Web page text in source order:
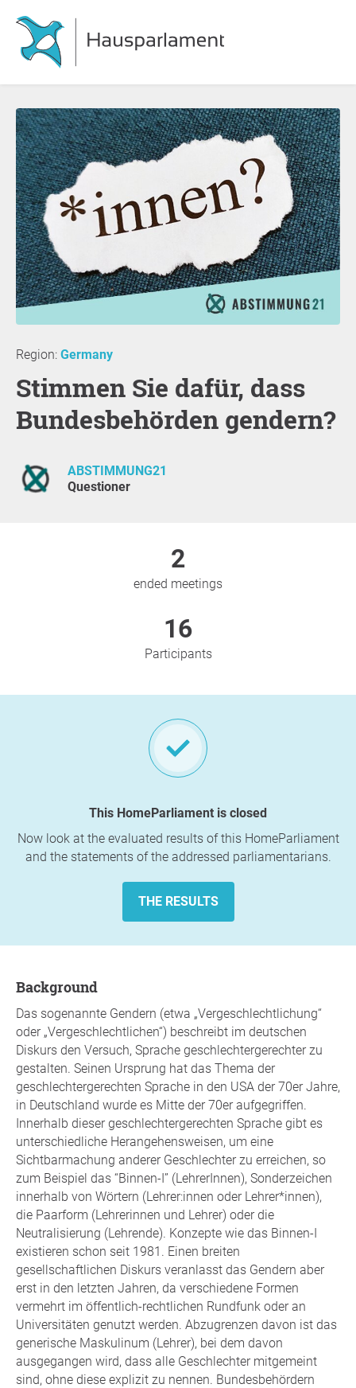
Region: Germany
Stimmen Sie dafür, dass
Bundesbehörden gendern?
ABSTIMMUNG21
Questioner
2
ended meetings
16
Participants
This HomeParliament is closed
Now look at the evaluated results of this HomeParliament
and the statements of the addressed parliamentarians.
THE RESULTS
background
Das sogenannte Gendern (etwa „Vergeschlechtlichung“
oder „Vergeschlechtlichen“) beschreibt im deutschen
Diskurs den Versuch, Sprache geschlechtergerechter zu
gestalten. Seinen Ursprung hat das Thema der
geschlechtergerechten Sprache in den USA der 70er Jahre,
in Deutschland wurde es Mitte der 70er aufgegriffen.
Innerhalb dieser geschlechtergerechten Sprache gibt es
unterschiedliche Herangehensweisen, um eine
Sichtbarmachung anderer Geschlechter zu erreichen, so
zum Beispiel das “Binnen-I” (LehrerInnen), Sonderzeichen
innerhalb von Wörtern (Lehrer:innen oder Lehrer*innen),
die Paarform (Lehrerinnen und Lehrer) oder die
Neutralisierung (Lehrende). Konzepte wie das Binnen-I
existieren schon seit 1981. Einen breiten
gesellschaftlichen Diskurs veranlasst das Gendern aber
erst in den letzten Jahren, da verschiedene Formen
vermehrt im öffentlich-rechtlichen Rundfunk oder an
Universitäten genutzt werden. Abzugrenzen davon ist das
generische Maskulinum (Lehrer), bei dem davon
ausgegangen wird, dass alle Geschlechter mitgemeint
sind, ohne diese explizit zu nennen. Bundesbehördern